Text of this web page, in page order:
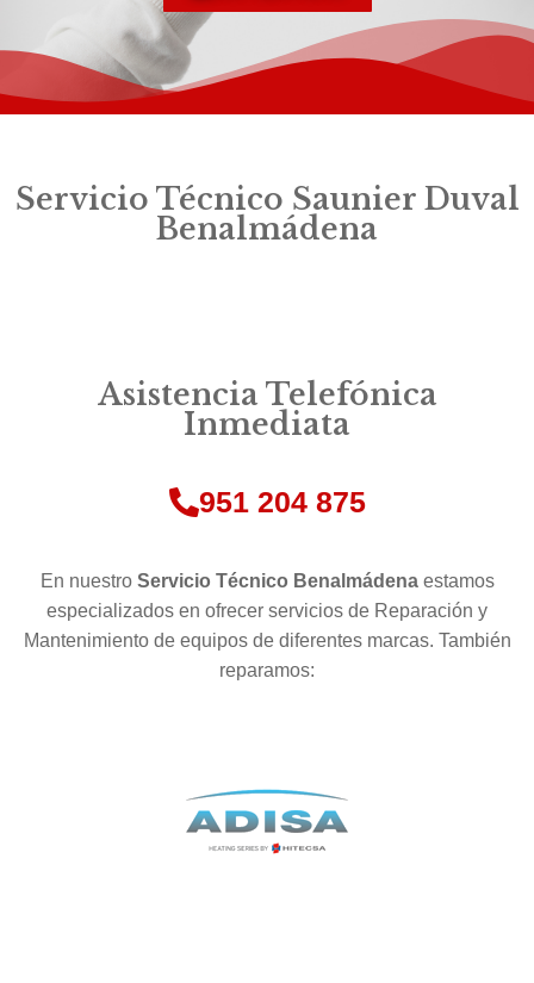
Servicio Técnico Saunier Duval
Benalmádena
Asistencia Telefónica
Inmediata
951 204 875
En nuestro Servicio Técnico Benalmádena estamos
especializados en ofrecer servicios de Reparación y
Mantenimiento de equipos de diferentes marcas. También
reparamos: